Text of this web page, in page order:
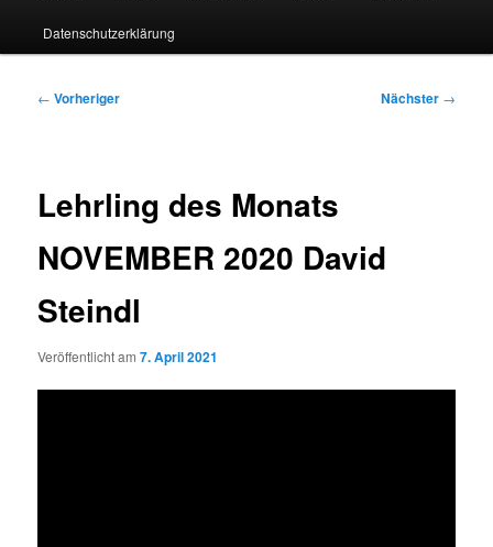
Datenschutzerklärung
Beitragsnavigation
← Vorheriger Nächster →
Lehrling des Monats
NOVEMBER 2020 David
Steindl
Veröffentlicht am7. April 2021